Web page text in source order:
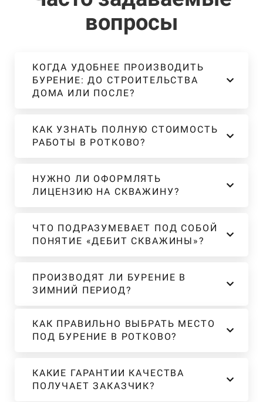
вопросы
КОГДА УДОБНЕЕ ПРОИЗВОДИТЬ
БУРЕНИЕ: ДО СТРОИТЕЛЬСТВА
ДОМА ИЛИ ПОСЛЕ?
КАК УЗНАТЬ ПОЛНУЮ СТОИМОСТЬ
РАБОТЫ В РОТКОВО?
НУЖНО ЛИ ОФОРМЛЯТЬ
ЛИЦЕНЗИЮ НА СКВАЖИНУ?
ЧТО ПОДРАЗУМЕВАЕТ ПОД СОБОЙ
ПОНЯТИЕ «ДЕБИТ СКВАЖИНЫ»?
ПРОИЗВОДЯТ ЛИ БУРЕНИЕ В
ЗИМНИЙ ПЕРИОД?
КАК ПРАВИЛЬНО ВЫБРАТЬ МЕСТО
ПОД БУРЕНИЕ В РОТКОВО?
КАКИЕ ГАРАНТИИ КАЧЕСТВА
ПОЛУЧАЕТ ЗАКАЗЧИК?